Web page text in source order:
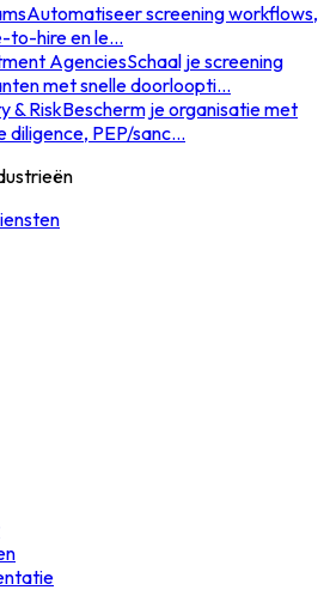
Automatiseer screening workflows,
to-hire en le...
AgenciesSchaal je screening
met snelle doorloopti...
& RiskBescherm je organisatie met
diligence, PEP/sanc...